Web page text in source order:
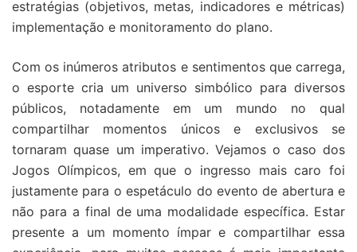
estratégias (objetivos, metas, indicadores e métricas)
implementação e monitoramento do plano.
Com os inúmeros atributos e sentimentos que carrega,
o esporte cria um universo simbólico para diversos
públicos, notadamente em um mundo no qual
compartilhar momentos únicos e exclusivos se
tornaram quase um imperativo. Vejamos o caso dos
Jogos Olímpicos, em que o ingresso mais caro foi
justamente para o espetáculo do evento de abertura e
não para a final de uma modalidade específica. Estar
presente a um momento ímpar e compartilhar essa